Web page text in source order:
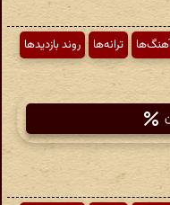
ترانه‌ها
روند بازدیدها